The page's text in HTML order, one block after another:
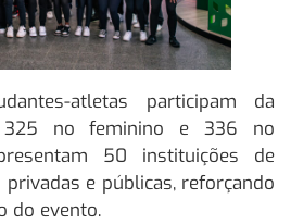
atletas participam da
325 no feminino e 336 no
50 instituições de
e públicas, reforçando
do evento.